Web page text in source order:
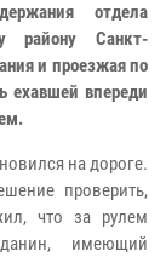
отдела
району Санкт-
и проезжая по
ехавшей впереди
на дороге.
проверить,
что за рулем
имеющий